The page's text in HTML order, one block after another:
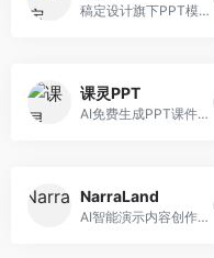
稿定设计旗下PPT模板资源库，整合AI生成功能。面向设计师和职场人士，提供海量PPT模板、AI内容生成等服务，模板质量高。
课灵PPT
AI免费生成PPT课件平台，专注于教育场景。面向教师和教育工作者，提供课件生成、教学设计、模板选择等服务，教育适配性强。
NarraLand
AI智能演示内容创作平台，专注于叙事演示。面向内容创作者，提供故事创作、演示生成、动画设计等服务，演示内容生动有趣。